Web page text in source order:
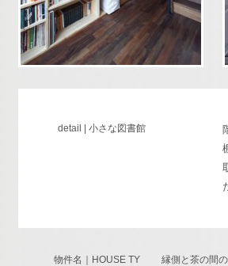
detail | 小さな図書館
物件名｜HOUSE TY 縁側と茶の間